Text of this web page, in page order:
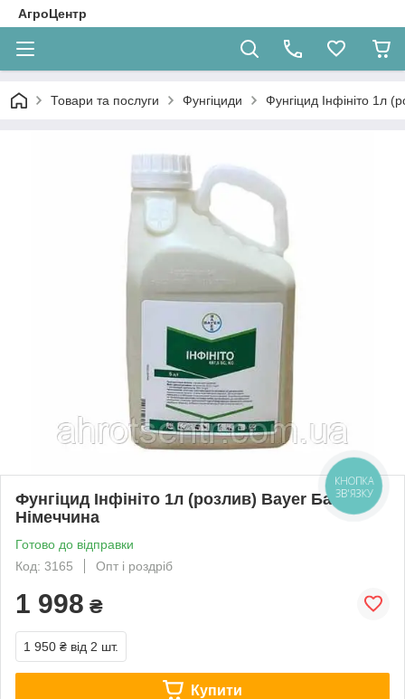
АгроЦентр
Товари та послуги Фунгіциди Фунгіцид Інфініто 1л
Фунгіцид Інфініто 1л (розлив) Bayer Байер
Німеччина
Готово до відправки
Код: 3165
Опт і роздріб
1 998 ₴
1 950 ₴ від 2 шт.
Купити